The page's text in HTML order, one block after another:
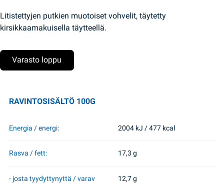
Litistettyjen putkien muotoiset vohvelit, täytetty
kirsikkaamakuisella täytteellä.
Varasto loppu
RAVINTOSISÄLTÖ 100G
Energia / energi: 2004 kJ / 477 kcal
Rasva / fett: 17,3 g
- josta tyydyttynyttä / varav
12,7 g